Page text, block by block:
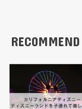
RECOMMEND